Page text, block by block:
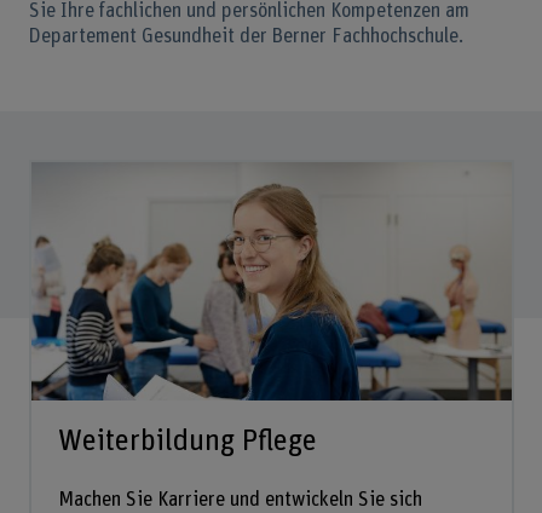
Sie Ihre fachlichen und persönlichen Kompetenzen am
Departement Gesundheit der Berner Fachhochschule.
Weiterbildung Pflege
Machen Sie Karriere und entwickeln Sie sich